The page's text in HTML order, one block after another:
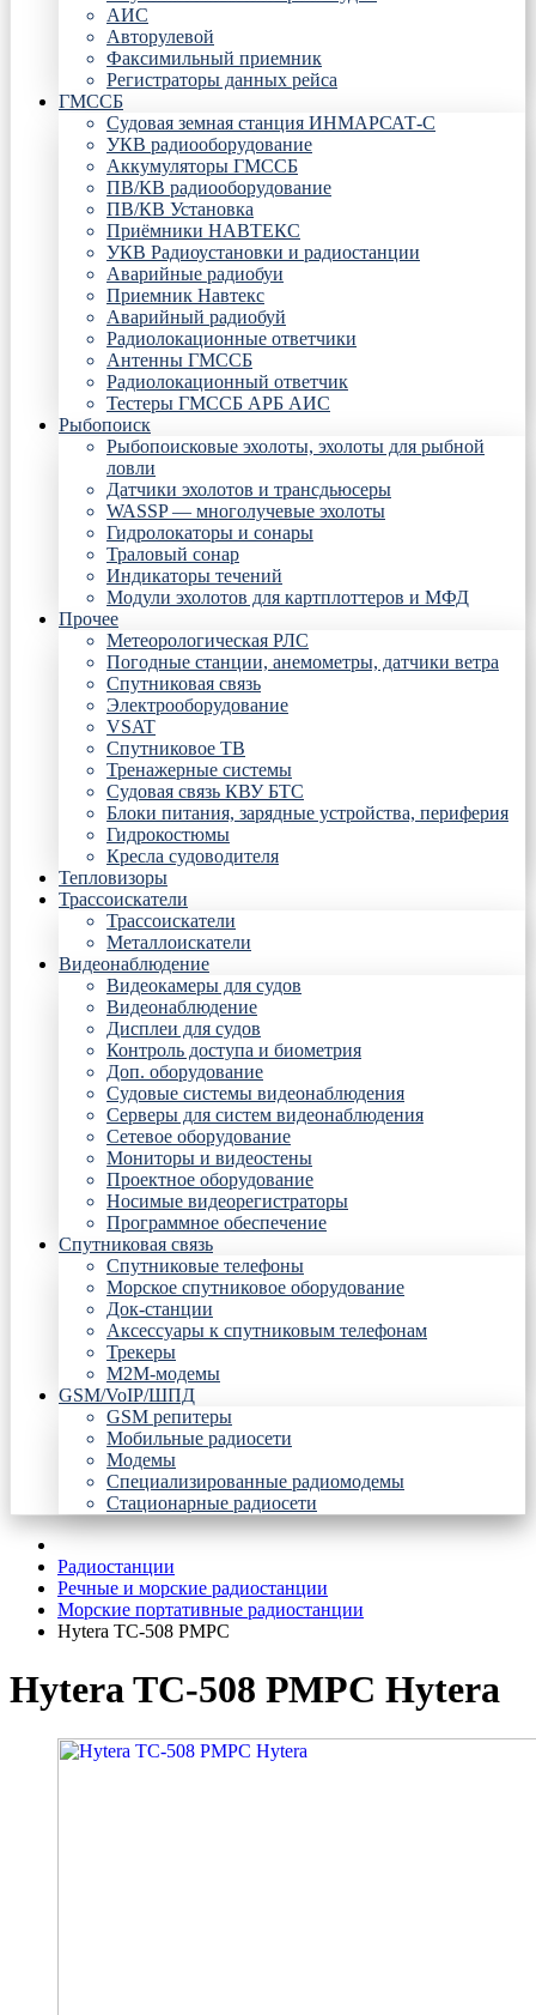
АИС
Авторулевой
Факсимильный приемник
Регистраторы данных рейса
ГМССБ
Судовая земная станция ИНМАРСАТ-С
УКВ радиооборудование
Аккумуляторы ГМССБ
ПВ/КВ радиооборудование
ПВ/КВ Установка
Приёмники НАВТЕКС
УКВ Радиоустановки и радиостанции
Аварийные радиобуи
Приемник Навтекс
Аварийный радиобуй
Радиолокационные ответчики
Антенны ГМССБ
Радиолокационный ответчик
Тестеры ГМССБ АРБ АИС
Рыбопоиск
Рыбопоисковые эхолоты, эхолоты для рыбной
ловли
Датчики эхолотов и трансдьюсеры
WASSP — многолучевые эхолоты
Гидролокаторы и сонары
Траловый сонар
Индикаторы течений
Модули эхолотов для картплоттеров и МФД
Прочее
Метеорологическая РЛС
Погодные станции, анемометры, датчики ветра
Спутниковая связь
Электрооборудование
VSAT
Спутниковое ТВ
Тренажерные системы
Судовая связь КВУ БТС
Блоки питания, зарядные устройства, периферия
Гидрокостюмы
Кресла судоводителя
Тепловизоры
Трассоискатели
Трассоискатели
Металлоискатели
Видеонаблюдение
Видеокамеры для судов
Видеонаблюдение
Дисплеи для судов
Контроль доступа и биометрия
Доп. оборудование
Судовые системы видеонаблюдения
Серверы для систем видеонаблюдения
Сетевое оборудование
Мониторы и видеостены
Проектное оборудование
Носимые видеорегистраторы
Программное обеспечение
Спутниковая связь
Спутниковые телефоны
Морское спутниковое оборудование
Док-станции
Аксессуары к спутниковым телефонам
Трекеры
М2М-модемы
GSM/VoIP/ШПД
GSM репитеры
Мобильные радиосети
Модемы
Специализированные радиомодемы
Стационарные радиосети
Радиостанции
Речные и морские радиостанции
Морские портативные радиостанции
Hytera TC-508 РМРС
Hytera TC-508 РМРС Hytera